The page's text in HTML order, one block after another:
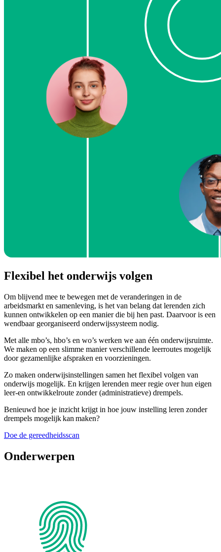
Flexibel het onderwijs volgen
Om blijvend mee te bewegen met de veranderingen in de
arbeidsmarkt en samenleving, is het van belang dat lerenden zich
kunnen ontwikkelen op een manier die bij hen past. Daarvoor is een
wendbaar georganiseerd onderwijssysteem nodig.
Met alle mbo’s, hbo’s en wo’s werken we aan één onderwijsruimte.
We maken op een slimme manier verschillende leerroutes mogelijk
door gezamenlijke afspraken en voorzieningen.
Zo maken onderwijsinstellingen samen het flexibel volgen van
onderwijs mogelijk. En krijgen lerenden meer regie over hun eigen
leer-en ontwikkelroute zonder (administratieve) drempels.
Benieuwd hoe je inzicht krijgt in hoe jouw instelling leren zonder
drempels mogelijk kan maken?
Doe de gereedheidsscan
Onderwerpen